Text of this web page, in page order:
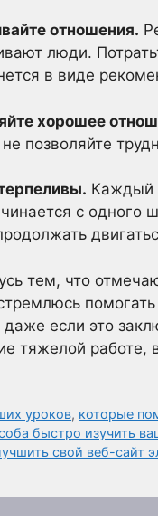
отношения.
люди.
в виде
хорошее
позволяйте
Каждый
с одного
тем, что
если это
тяжелой работе,
уроков, которые
быстро изучить
свой веб-сайт